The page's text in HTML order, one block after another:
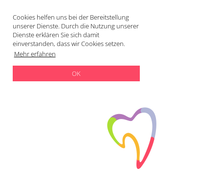
Cookies helfen uns bei der Bereitstellung
unserer Dienste. Durch die Nutzung unserer
Dienste erklären Sie sich damit
einverstanden, dass wir Cookies setzen.
Mehr erfahren
OK